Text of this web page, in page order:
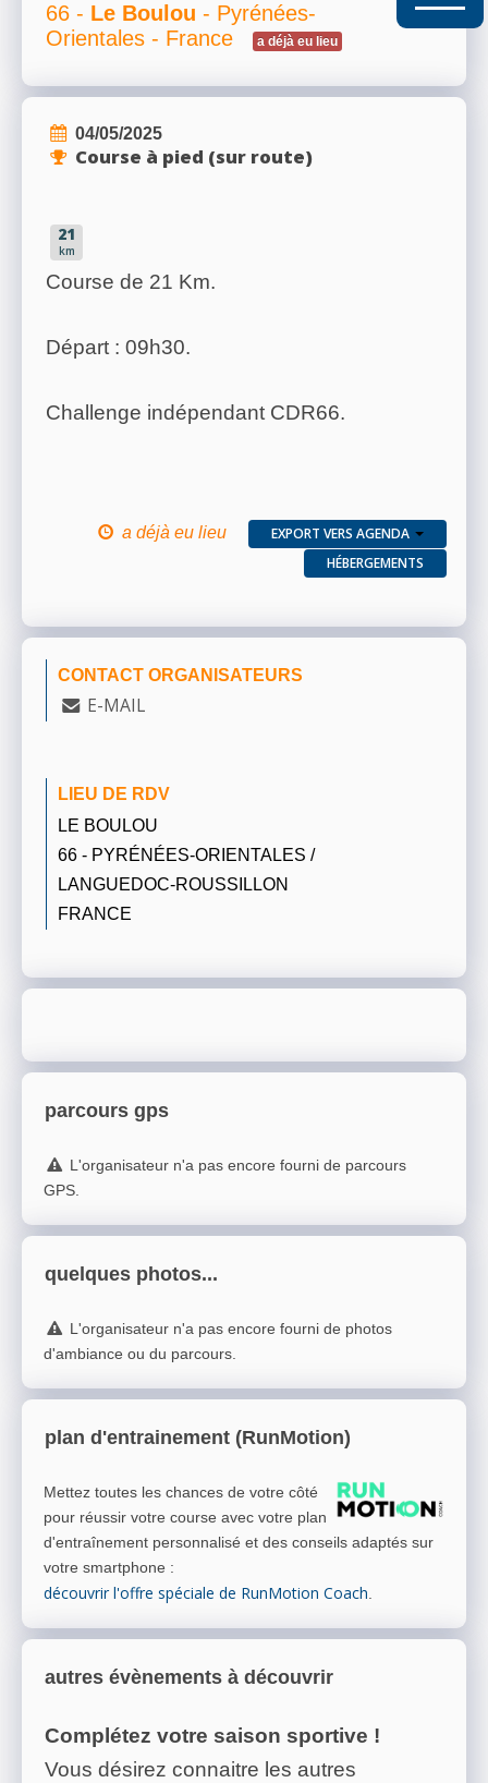
66 - Le Boulou - Pyrénées-
Orientales - France
a déjà eu lieu
04/05/2025
Course à pied (sur route)
21
km
Course de 21 Km.
Départ : 09h30.
Challenge indépendant CDR66.
a déjà eu lieu
EXPORT VERS AGENDA
HÉBERGEMENTS
CONTACT ORGANISATEURS
E-MAIL
LIEU DE RDV
LE BOULOU
66 - PYRÉNÉES-ORIENTALES /
LANGUEDOC-ROUSSILLON
FRANCE
parcours gps
L'organisateur n'a pas encore fourni de parcours
GPS.
quelques photos...
L'organisateur n'a pas encore fourni de photos
d'ambiance ou du parcours.
plan d'entrainement (RunMotion)
Mettez toutes les chances de votre côté
pour réussir votre course avec votre plan
d'entraînement personnalisé et des conseils adaptés sur
votre smartphone :
découvrir l'offre spéciale de RunMotion Coach.
autres évènements à découvrir
Complétez votre saison sportive !
Vous désirez connaitre les autres